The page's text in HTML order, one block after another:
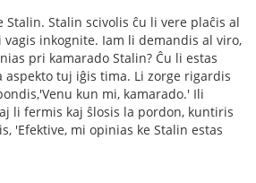
Stalin. Stalin scivolis ĉu li vere plaĉis al
inkognite. Iam li demandis al viro,
pri kamarado Stalin? Ĉu li estas
aspekto tuj iĝis tima. Li zorge rigardis
kun mi, kamarado.' Ili
li fermis kaj ŝlosis la pordon, kuntiris
'Efektive, mi opinias ke Stalin estas